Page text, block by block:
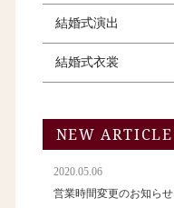
結婚式演出
結婚式衣裳
NEW ARTICLE
2020.05.06
営業時間変更のお知らせ